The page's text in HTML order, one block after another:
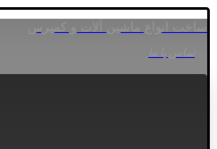
ساخت انواع ماشین آلات و کمپرس